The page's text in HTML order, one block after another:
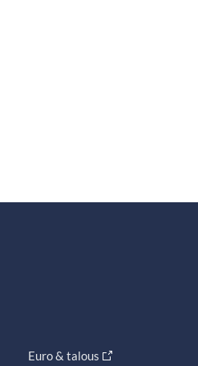
Euro & talous